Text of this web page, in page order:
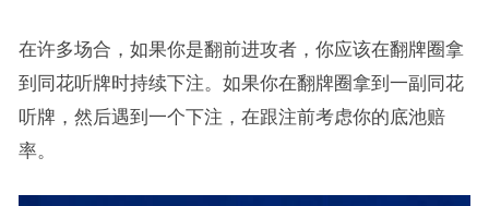
在许多场合，如果你是翻前进攻者，你应该在翻牌圈拿
到同花听牌时持续下注。如果你在翻牌圈拿到一副同花
听牌，然后遇到一个下注，在跟注前考虑你的底池赔
率。